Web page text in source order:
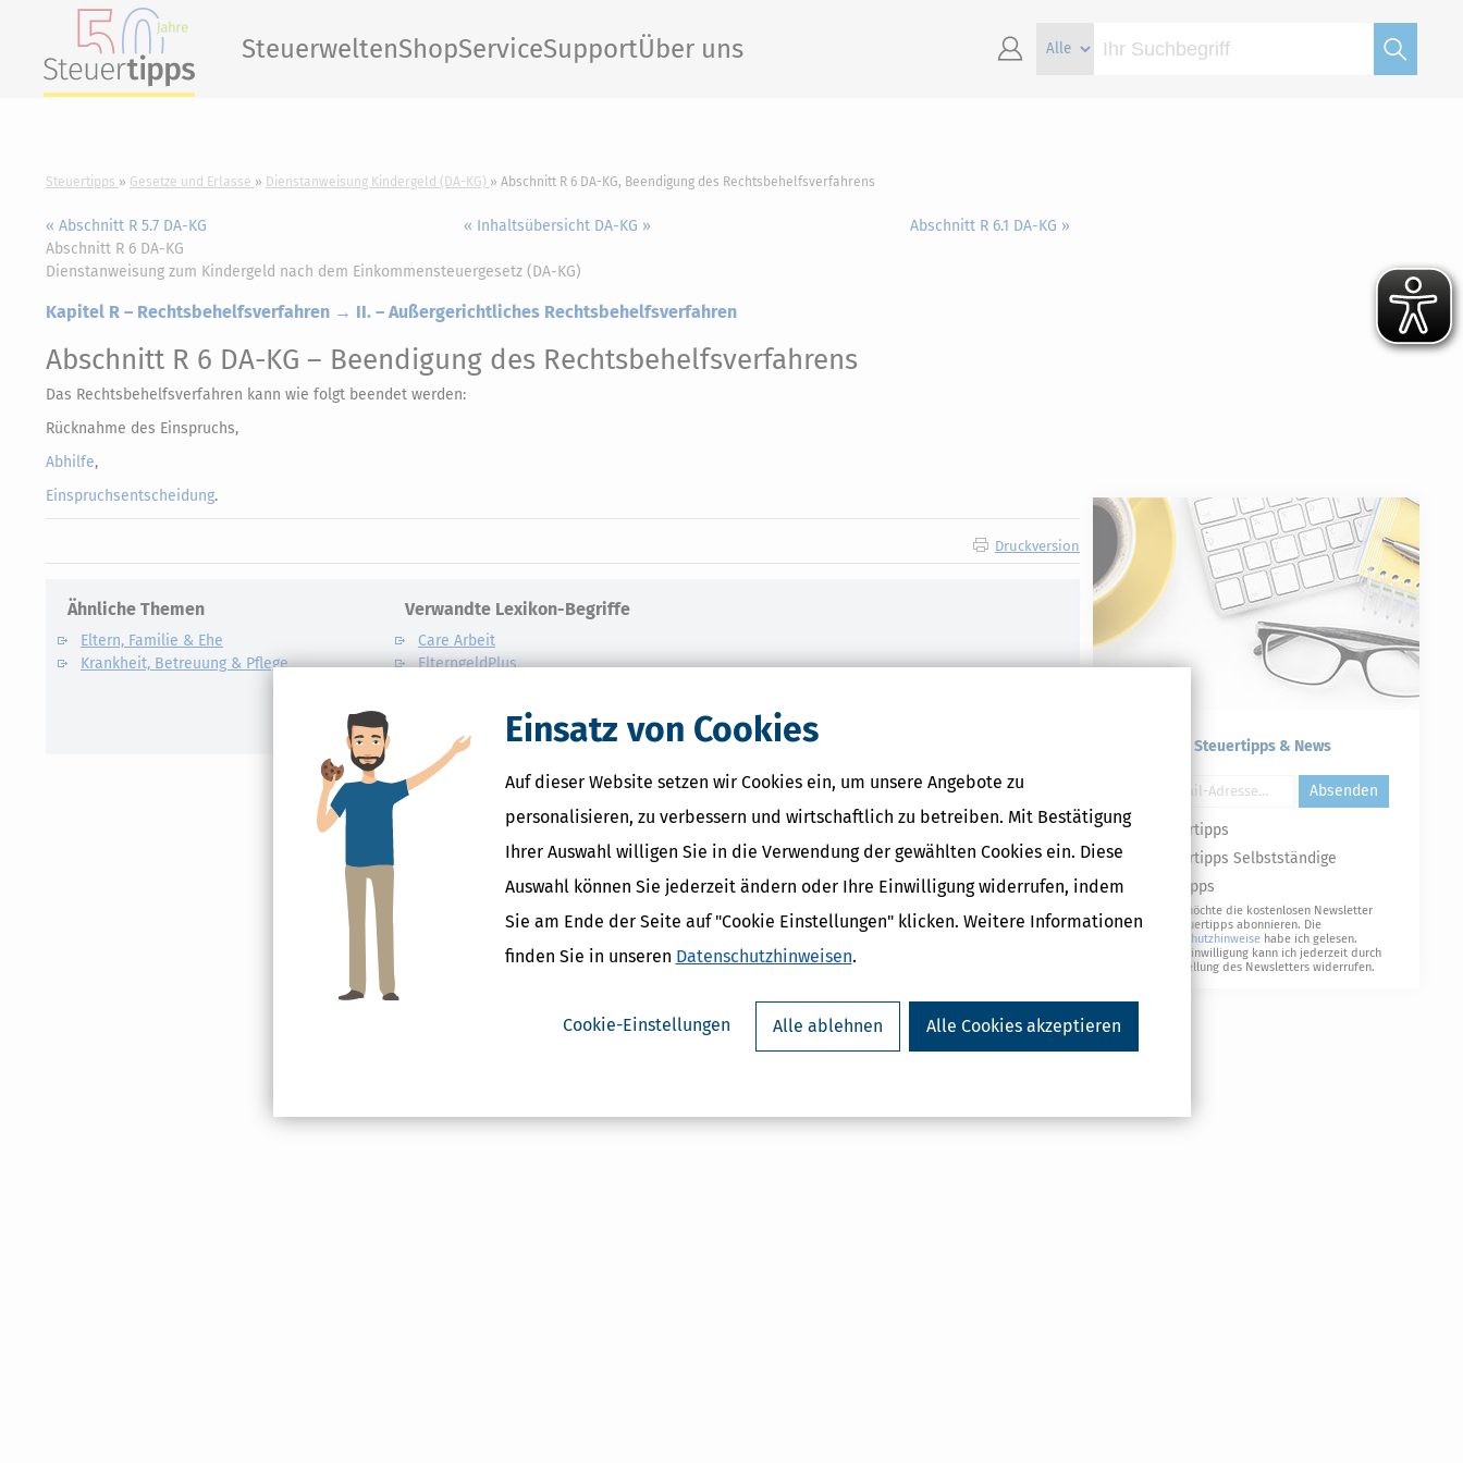
Einsatz von Cookies
Auf dieser Website setzen wir Cookies ein, um unsere Angebote zu
personalisieren, zu verbessern und wirtschaftlich zu betreiben. Mit Bestätigung
Ihrer Auswahl willigen Sie in die Verwendung der gewählten Cookies ein. Diese
Auswahl können Sie jederzeit ändern oder Ihre Einwilligung widerrufen, indem
Sie am Ende der Seite auf "Cookie Einstellungen" klicken. Weitere Informationen
finden Sie in unseren Datenschutzhinweisen.
Cookie-Einstellungen Alle ablehnen Alle Cookies akzeptieren
SteuerweltenShopServiceSupportÜber uns
Steuertipps Gesetze und Erlasse Dienstanweisung Kindergeld (DA-KG) Abschnitt R 6 DA-KG, Beendigung des Rechtsbehelfsverfahrens
« Abschnitt R 5.7 DA-KG « Inhaltsübersicht DA-KG »
Abschnitt R 6.1 DA-KG »
Abschnitt R 6 DA-KG
Dienstanweisung zum Kindergeld nach dem Einkommensteuergesetz (DA-KG)
Kapitel R – Rechtsbehelfsverfahren → II. – Außergerichtliches Rechtsbehelfsverfahren
Abschnitt R 6 DA-KG – Beendigung des Rechtsbehelfsverfahrens
Das Rechtsbehelfsverfahren kann wie folgt beendet werden:
Rücknahme des Einspruchs,
Abhilfe,
Einspruchsentscheidung.
Druckversion
Ähnliche Themen
Eltern, Familie & Ehe
Krankheit, Betreuung & Pflege
Verwandte Lexikon-Begriffe
Care Arbeit
ElterngeldPlus
Kindesunterhalt
Auslandskinder
Kostenlose Steuertipps & News
Absenden
Steuertipps
Steuertipps Selbstständige
Geldtipps
Ja, ich möchte die kostenlosen Newsletter
von Steuertipps abonnieren. Die
Datenschutzhinweise habe ich gelesen.
Meine Einwilligung kann ich jederzeit durch
Abbestellung des Newsletters widerrufen.